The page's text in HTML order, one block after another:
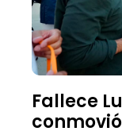
Fallece